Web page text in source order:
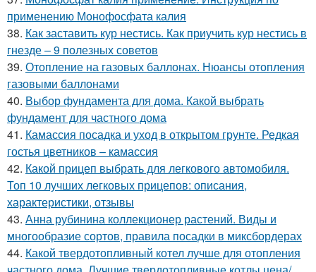
применению Монофосфата калия
38. Как заставить кур нестись. Как приучить кур нестись в
гнезде – 9 полезных советов
39. Отопление на газовых баллонах. Нюансы отопления
газовыми баллонами
40. Выбор фундамента для дома. Какой выбрать
фундамент для частного дома
41. Камассия посадка и уход в открытом грунте. Редкая
гостья цветников – камассия
42. Какой прицеп выбрать для легкового автомобиля.
Топ 10 лучших легковых прицепов: описания,
характеристики, отзывы
43. Анна рубинина коллекционер растений. Виды и
многообразие сортов, правила посадки в миксбордерах
44. Какой твердотопливный котел лучше для отопления